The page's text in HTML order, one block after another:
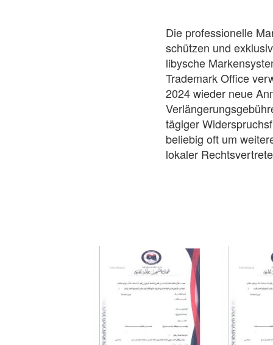
Die professionelle
schützen und
libysche
Trademark Office
2024 wieder neue
tägiger
beliebig oft um
lokaler